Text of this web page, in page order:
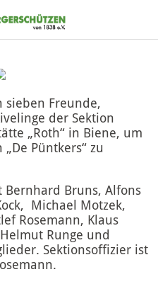
sieben Freunde,
der Sektion
„Roth“ in Biene, um
Püntkers“ zu
Bruns, Alfons
Michael Motzek,
Rosemann, Klaus
Runge und
Sektionsoffizier ist